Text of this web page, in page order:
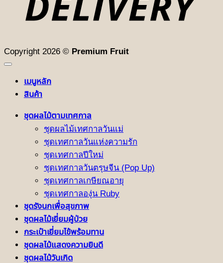
Copyright 2026 © Premium Fruit
เมนูหลัก
สินค้า
ชุดผลไม้ตามเทศกาล
ชุดผลไม้เทศกาลวันแม่
ชุดเทศกาลวันแห่งความรัก
ชุดเทศกาลปีใหม่
ชุดเทศกาลวันตรุษจีน (Pop Up)
ชุดเทศกาลเกษียณอายุ
ชุดเทศกาลองุ่น Ruby
ชุดรังนกเพื่อสุขภาพ
ชุดผลไม้เยี่ยมผู้ป่วย
กระเป๋าเยี่ยมไข้พร้อมทาน
ชุดผลไม้แสดงความยินดี
ชุดผลไม้วันเกิด